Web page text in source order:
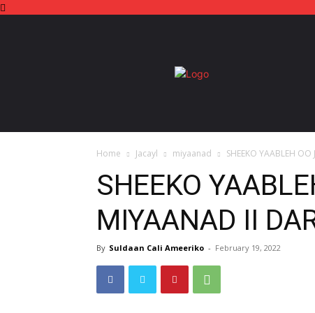
Home Jacayl miyaanad SHEEKO YAABLEH
SHEEKO
MIYAANAD II
By Suldaan Cali Ameeriko - February 19, 2022